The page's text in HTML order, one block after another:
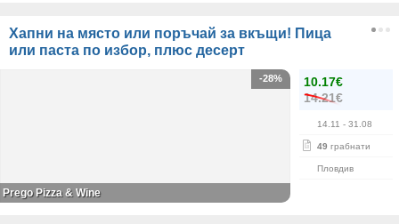
Хапни на място или поръчай за вкъщи! Пица
или паста по избор, плюс десерт
10.17€
14.21€
14.11 - 31.08
49 грабнати
Пловдив
-28%
Prego Pizza & Wine